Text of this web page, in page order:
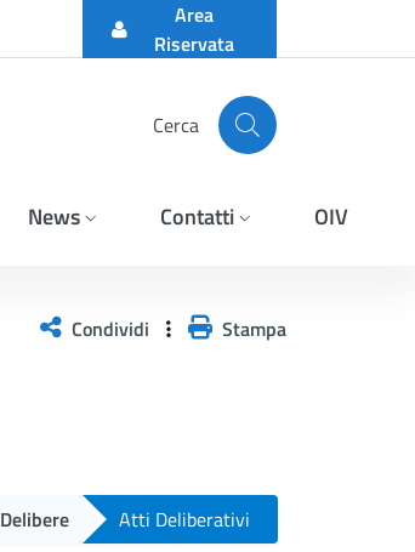
Area
Riservata
Cerca
News Contatti OIV
Condividi Stampa
Delibere Atti Deliberativi